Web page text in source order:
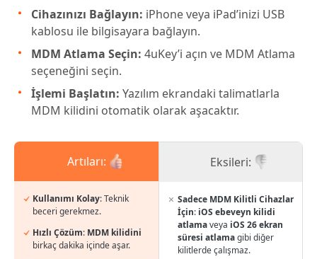
Cihazınızı Bağlayın: iPhone veya iPad’inizi USB
kablosu ile bilgisayara bağlayın.
MDM Atlama Seçin: 4uKey’i açın ve MDM Atlama
seçeneğini seçin.
İşlemi Başlatın: Yazılım ekrandaki talimatlarla
MDM kilidini otomatik olarak aşacaktır.
Artıları:
Kullanımı Kolay: Teknik
beceri gerekmez.
Hızlı Çözüm: MDM kilidini
birkaç dakika içinde aşar.
Eksileri:
Sadece MDM Kilitli Cihazlar
İçin: iOS ebeveyn kilidi
atlamaveya iOS 26 ekran
süresi atlamagibi diğer
kilitlerde çalışmaz.